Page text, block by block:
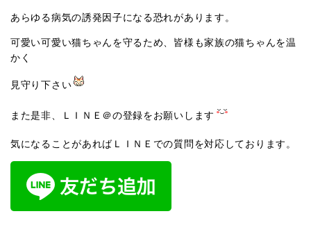
あらゆる病気の誘発因子になる恐れがあります。
可愛い可愛い猫ちゃんを守るため、皆様も家族の猫ちゃんを温
かく
見守り下さい
また是非、ＬＩＮＥ＠の登録をお願いします
気になることがあればＬＩＮＥでの質問を対応しております。